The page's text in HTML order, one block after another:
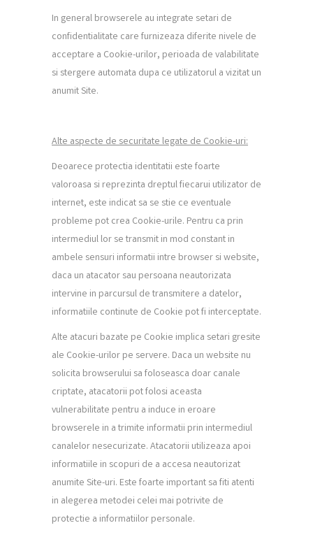
In general browserele au integrate setari de
confidentialitate care furnizeaza diferite nivele de
acceptare a Cookie-urilor, perioada de valabilitate
si stergere automata dupa ce utilizatorul a vizitat un
anumit Site.
Alte aspecte de securitate legate de Cookie-uri:
Deoarece protectia identitatii este foarte
valoroasa si reprezinta dreptul fiecarui utilizator de
internet, este indicat sa se stie ce eventuale
probleme pot crea Cookie-urile. Pentru ca prin
intermediul lor se transmit in mod constant in
ambele sensuri informatii intre browser si website,
daca un atacator sau persoana neautorizata
intervine in parcursul de transmitere a datelor,
informatiile continute de Cookie pot fi interceptate.
Alte atacuri bazate pe Cookie implica setari gresite
ale Cookie-urilor pe servere. Daca un website nu
solicita browserului sa foloseasca doar canale
criptate, atacatorii pot folosi aceasta
vulnerabilitate pentru a induce in eroare
browserele in a trimite informatii prin intermediul
canalelor nesecurizate. Atacatorii utilizeaza apoi
informatiile in scopuri de a accesa neautorizat
anumite Site-uri. Este foarte important sa fiti atenti
in alegerea metodei celei mai potrivite de
protectie a informatiilor personale.